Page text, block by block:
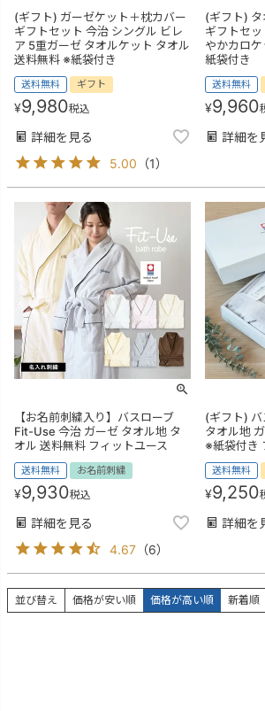
(ギフト) ガーゼケット＋枕カバー
ギフトセット 今治 シングル ビレ
ア 5重ガーゼ タオルケット タオル
送料無料 ※紙袋付き
送料無料 ギフト
¥9,980税込
詳細を見る
5.00 （1）
(ギフト)
ギフトセ
やかカロ
紙袋付き
送料無料
¥9,960
詳細を
【お名前刺繍入り】バスローブ
Fit-Use 今治 ガーゼ タオル地 タ
オル 送料無料 フィットユース
送料無料 お名前刺繍
¥9,930税込
詳細を見る
4.67 （6）
(ギフト)
タオル地
※紙袋付き
送料無料
¥9,250
詳細を
並び替え 価格が安い順 価格が高い順 新着順